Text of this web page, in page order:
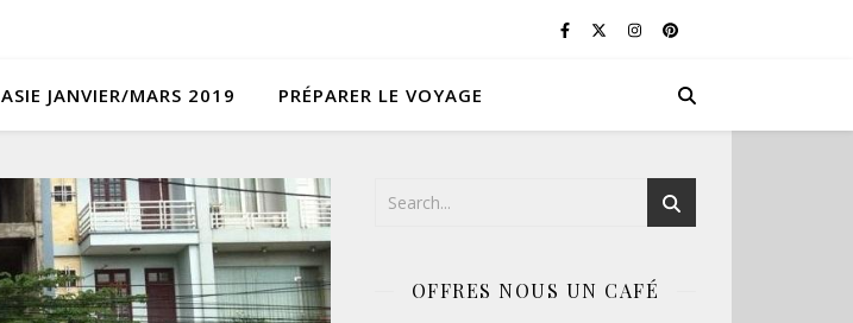
ASIE JANVIER/MARS 2019 PRÉPARER LE VOYAGE
OFFRES NOUS UN CAFÉ